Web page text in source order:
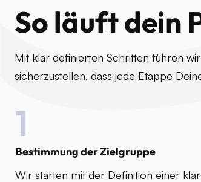
So läuft dein
Mit klar definierten Schritten führen
sicherzustellen, dass jede Etappe
1
Bestimmung der Zielgruppe
Wir starten mit der Definition einer